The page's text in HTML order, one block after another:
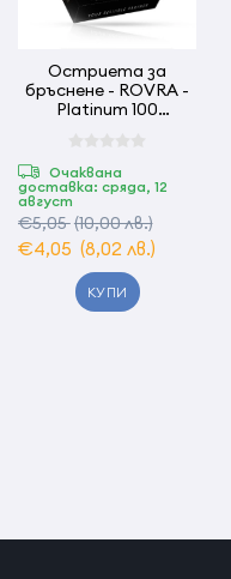
Остриета за
бръснене - ROVRA -
Platinum 100
Очаквана
доставка: сряда, 12
август
€5,05(10,00 лв.)
€4,05 (8,02 лв.)
КУПИ